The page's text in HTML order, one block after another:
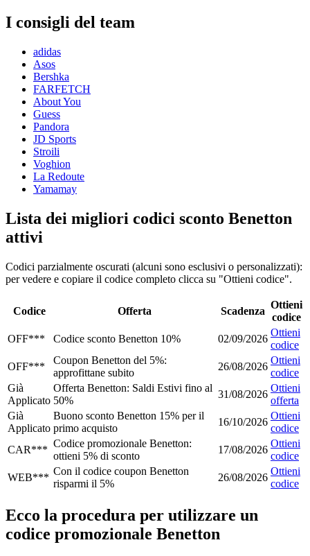
I consigli del team
adidas
Asos
Bershka
FARFETCH
About You
Guess
Pandora
JD Sports
Stroili
Voghion
La Redoute
Yamamay
Lista dei migliori codici sconto Benetton
attivi
Codici parzialmente oscurati (alcuni sono esclusivi o personalizzati):
per vedere e copiare il codice completo clicca su "Ottieni codice".
Codice Offerta Scadenza
Ottieni
codice
OFF***
Codice sconto Benetton 10% 02/09/2026
Ottieni
codice
OFF***
Coupon Benetton del 5%:
approfittane subito
26/08/2026
Ottieni
codice
Già
Applicato
Offerta Benetton: Saldi Estivi fino al
50%
31/08/2026
Ottieni
offerta
Già
Applicato
Buono sconto Benetton 15% per il
primo acquisto
16/10/2026
Ottieni
codice
CAR***
Codice promozionale Benetton:
ottieni 5% di sconto
17/08/2026
Ottieni
codice
WEB***
Con il codice coupon Benetton
risparmi il 5%
26/08/2026
Ottieni
codice
Ecco la procedura per utilizzare un
codice promozionale Benetton